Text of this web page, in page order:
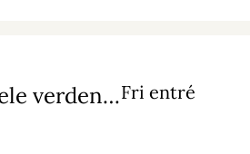
Workshop: Lær at læse aviser gratis fra hele verden med PressReaderFri entré